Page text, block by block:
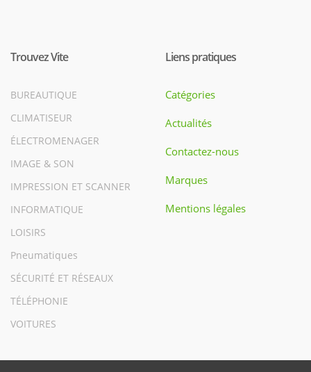
Trouvez Vite
BUREAUTIQUE
CLIMATISEUR
ÉLECTROMENAGER
IMAGE & SON
IMPRESSION ET SCANNER
INFORMATIQUE
LOISIRS
Pneumatiques
SÉCURITÉ ET RÉSEAUX
TÉLÉPHONIE
VOITURES
Liens pratiques
Catégories
Actualités
Contactez-nous
Marques
Mentions légales